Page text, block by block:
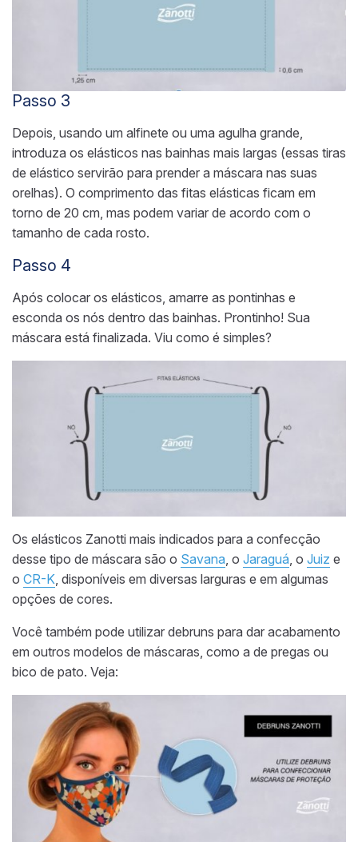
Passo 3
Depois, usando um alfinete ou uma agulha grande,
introduza os elásticos nas bainhas mais largas (essas tiras
de elástico servirão para prender a máscara nas suas
orelhas). O comprimento das fitas elásticas ficam em
torno de 20 cm, mas podem variar de acordo com o
tamanho de cada rosto.
Passo 4
Após colocar os elásticos, amarre as pontinhas e
esconda os nós dentro das bainhas. Prontinho! Sua
máscara está finalizada. Viu como é simples?
Os elásticos Zanotti mais indicados para a confecção
desse tipo de máscara são o Savana , o Jaraguá , o Juiz e
o CR-K , disponíveis em diversas larguras e em algumas
opções de cores.
Você também pode utilizar debruns para dar acabamento
em outros modelos de máscaras, como a de pregas ou
bico de pato. Veja: